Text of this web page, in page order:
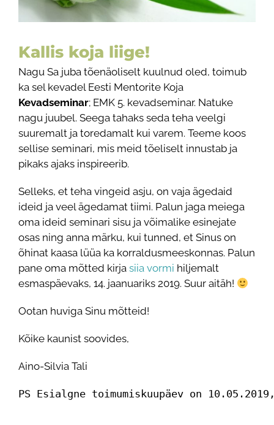
Kallis koja liige!
Nagu Sa juba tõenäoliselt kuulnud oled, toimub
ka sel kevadel Eesti Mentorite Koja
Kevadseminar; EMK 5. kevadseminar. Natuke
nagu juubel. Seega tahaks seda teha veelgi
suuremalt ja toredamalt kui varem. Teeme koos
sellise seminari, mis meid tõeliselt innustab ja
pikaks ajaks inspireerib.
Selleks, et teha vingeid asju, on vaja ägedaid
ideid ja veel ägedamat tiimi. Palun jaga meiega
oma ideid seminari sisu ja võimalike esinejate
osas ning anna märku, kui tunned, et Sinus on
õhinat kaasa lüüa ka korraldusmeeskonnas. Palun
pane oma mõtted kirja siia vormi hiljemalt
esmaspäevaks, 14. jaanuariks 2019. Suur aitäh!
Ootan huviga Sinu mõtteid!
Kõike kaunist soovides,
Aino-Silvia Tali
PS Esialgne toimumiskuupäev on